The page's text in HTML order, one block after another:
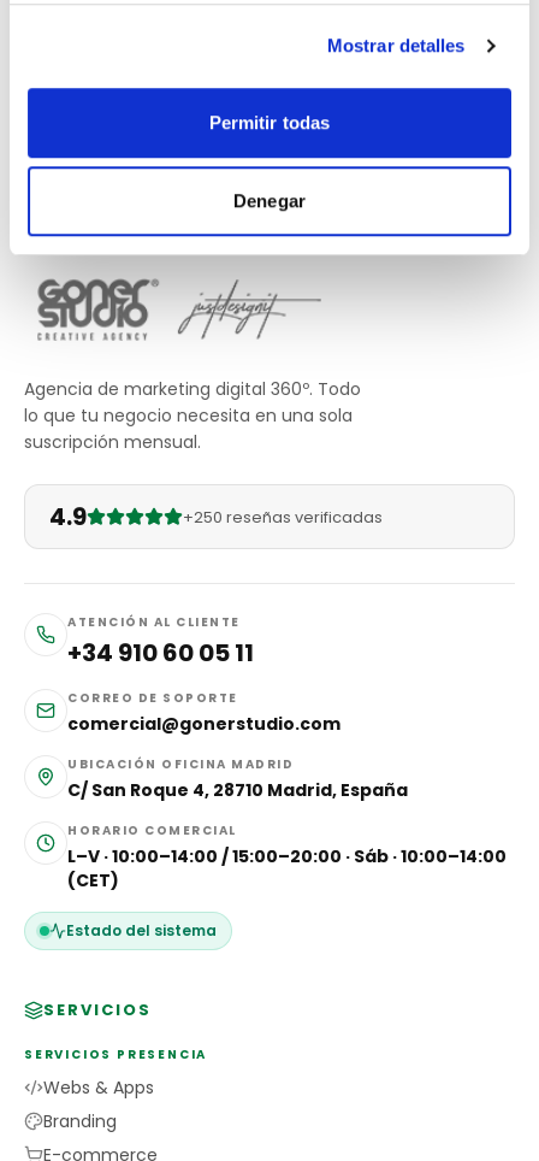
Mostrar detalles
Permitir todas
Denegar
Agencia de marketing digital 360º. Todo
lo que tu negocio necesita en una sola
suscripción mensual.
4.9 +250 reseñas verificadas
ATENCIÓN AL CLIENTE
+34 910 60 05 11
CORREO DE SOPORTE
comercial@gonerstudio.com
UBICACIÓN OFICINA MADRID
C/ San Roque 4, 28710 Madrid, España
HORARIO COMERCIAL
L–V · 10:00–14:00 / 15:00–20:00 · Sáb · 10:00–14:00
(CET)
Estado del sistema
SERVICIOS
SERVICIOS PRESENCIA
Webs & Apps
Branding
E-commerce